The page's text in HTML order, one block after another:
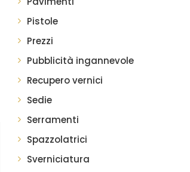
BLOCK NOTES DI PROFESSIONE
Pistole
Prezzi
Pubblicità ingannevole
Recupero vernici
Sedie
Serramenti
Spazzolatrici
Sverniciatura